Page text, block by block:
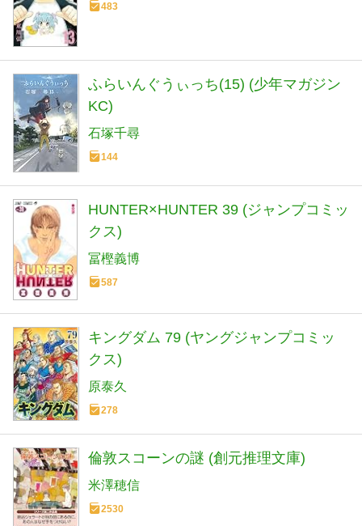
483
ふらいんぐうぃっち(15) (少年マガジン
KC)
石塚千尋
144
HUNTER×HUNTER 39 (ジャンプコミッ
クス)
冨樫義博
587
キングダム 79 (ヤングジャンプコミッ
クス)
原泰久
278
倫敦スコーンの謎 (創元推理文庫)
米澤穂信
2530